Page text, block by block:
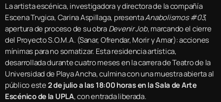
La artista escénica, investigadora y directora de la compañía
Escena Trvgica, Carina Aspillaga, presentaAnabolismos #03,
apertura de proceso de su obraDevenir Job, marcando el cierre
del Proyecto S.O.M.A. (Sanar, Ofrendar, Morir y Amar): acciones
mínimas para no somatizar. Esta residencia artística,
desarrollada durante cuatro meses en la carrera de Teatro de la
Universidad de Playa Ancha, culmina con una muestra abierta al
público este2 de julio a las 18:00 horas en la Sala de Arte
Escénico de la UPLA, con entrada liberada.